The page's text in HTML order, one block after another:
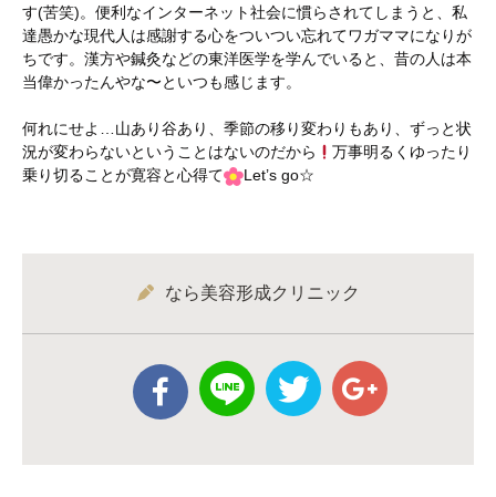
す(苦笑)。便利なインターネット社会に慣らされてしまうと、私
達愚かな現代人は感謝する心をついつい忘れてワガママになりが
ちです。漢方や鍼灸などの東洋医学を学んでいると、昔の人は本
当偉かったんやな〜といつも感じます。
何れにせよ…山あり谷あり、季節の移り変わりもあり、ずっと状
況が変わらないということはないのだから
万事明るくゆったり
乗り切ることが寛容と心得て
Let’s go☆
なら美容形成クリニック